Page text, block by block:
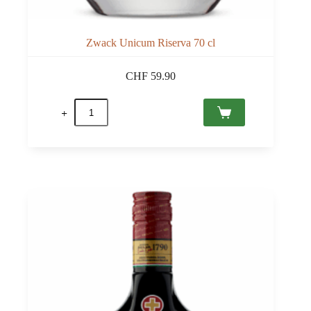
Zwack Unicum Riserva 70 cl
CHF 59.90
quantité
Zwack